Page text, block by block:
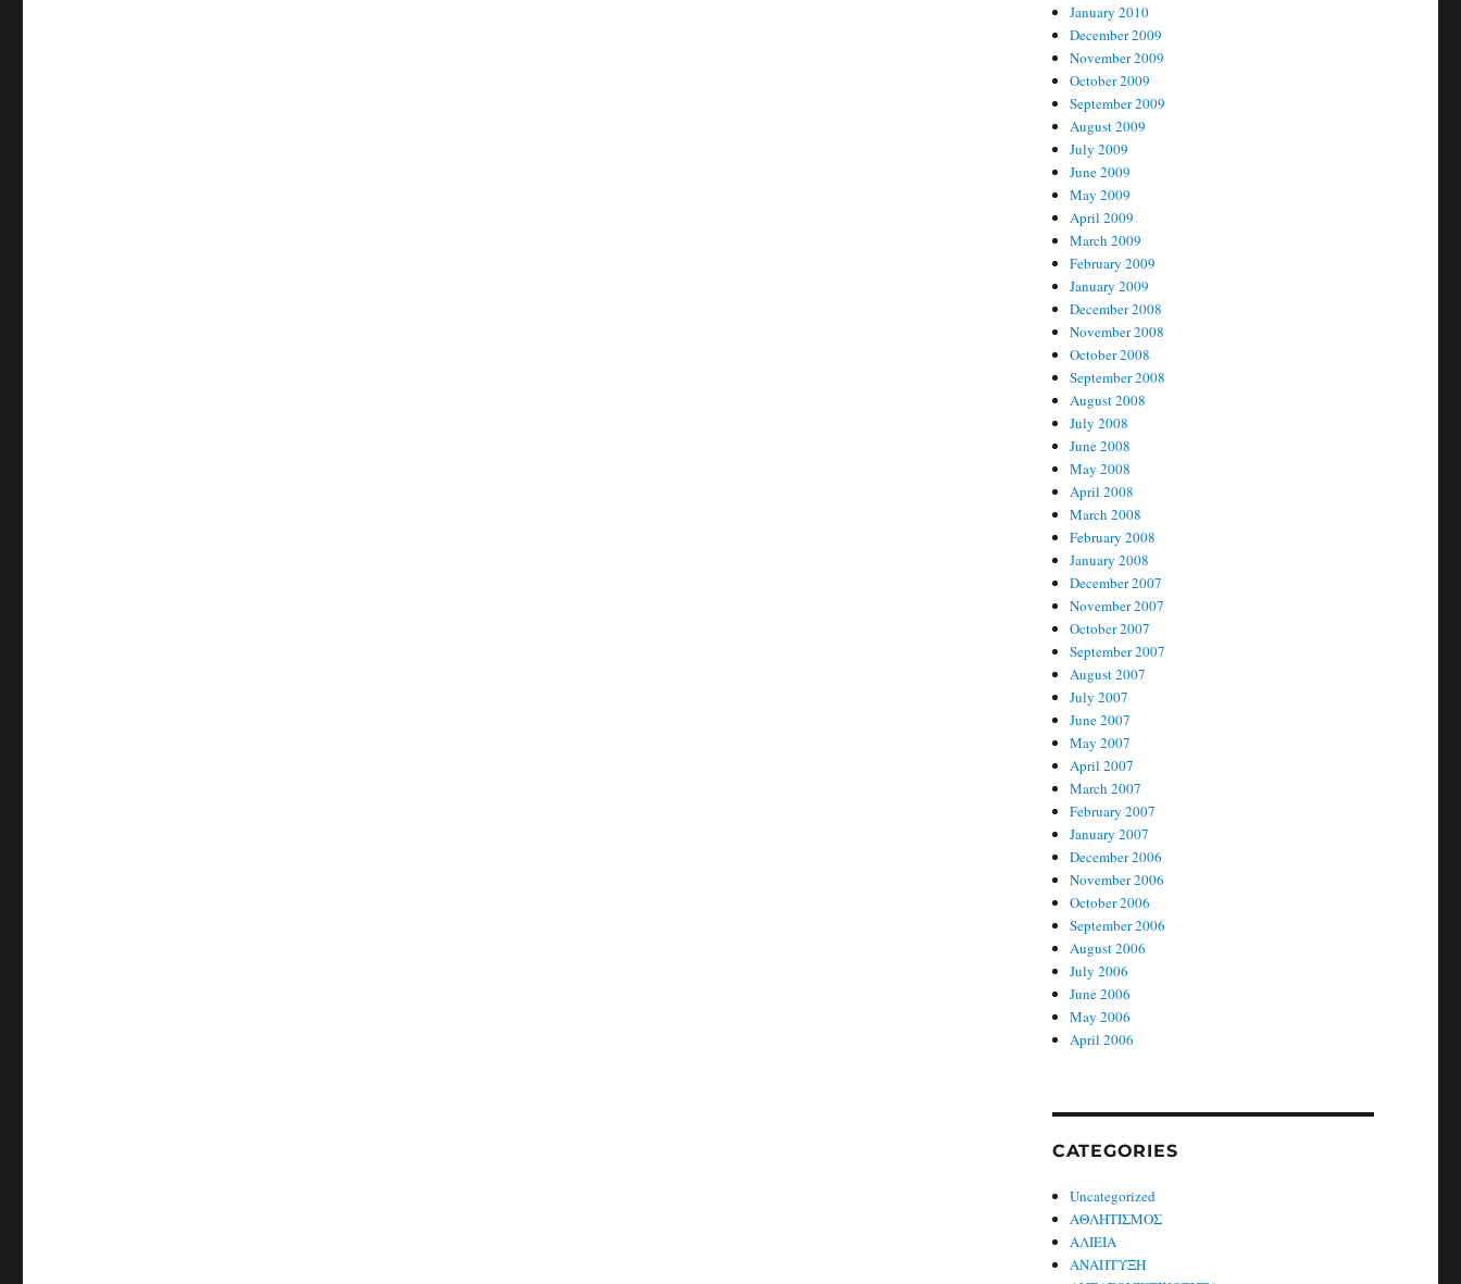
January 2010
December 2009
November 2009
October 2009
September 2009
August 2009
July 2009
June 2009
May 2009
April 2009
March 2009
February 2009
January 2009
December 2008
November 2008
October 2008
September 2008
August 2008
July 2008
June 2008
May 2008
April 2008
March 2008
February 2008
January 2008
December 2007
November 2007
October 2007
September 2007
August 2007
July 2007
June 2007
May 2007
April 2007
March 2007
February 2007
January 2007
December 2006
November 2006
October 2006
September 2006
August 2006
July 2006
June 2006
May 2006
April 2006
CATEGORIES
Uncategorized
ΑΘΛΗΤΙΣΜΟΣ
ΑΛΙΕΙΑ
ΑΝΑΠΤΥΞΗ